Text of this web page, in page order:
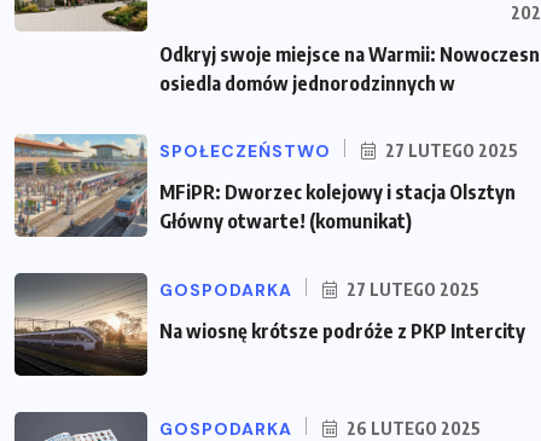
Odkryj swoje miejsce na Warmii:
osiedla domów jednorodzinnych w
SPOŁECZEŃSTWO 27 LUTEGO 2025
MFiPR: Dworzec kolejowy i stacja Olsztyn
Główny otwarte! (komunikat)
GOSPODARKA 27 LUTEGO 2025
Na wiosnę krótsze podróże z PKP Intercity
GOSPODARKA 26 LUTEGO 2025